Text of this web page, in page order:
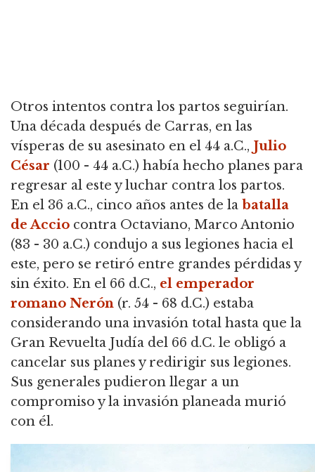
Otros intentos contra los partos seguirían.
Una década después de Carras, en las
vísperas de su asesinato en el 44 a.C., Julio
César (100 - 44 a.C.) había hecho planes para
regresar al este y luchar contra los partos.
En el 36 a.C., cinco años antes de la batalla
de Accio contra Octaviano, Marco Antonio
(83 - 30 a.C.) condujo a sus legiones hacia el
este, pero se retiró entre grandes pérdidas y
sin éxito. En el 66 d.C., el emperador
romano Nerón (r. 54 - 68 d.C.) estaba
considerando una invasión total hasta que la
Gran Revuelta Judía del 66 d.C. le obligó a
cancelar sus planes y redirigir sus legiones.
Sus generales pudieron llegar a un
compromiso y la invasión planeada murió
con él.